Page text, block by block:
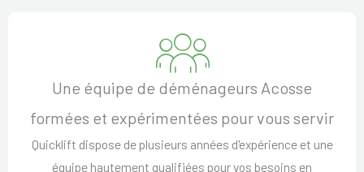
Une équipe de déménageurs Acosse
formées et expérimentées pour vous servir
Quicklift dispose de plusieurs années d'expérience et une
équipe hautement qualifiées pour vos besoins en